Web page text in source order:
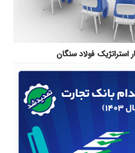
استراتژیک فولاد سنگان